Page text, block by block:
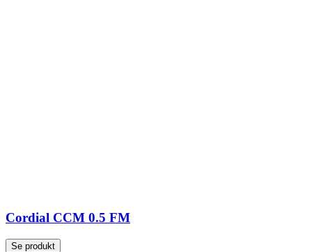
Cordial CCM 0.5 FM
Se produkt